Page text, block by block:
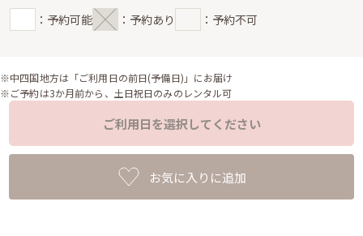
：予約可能 ：予約あり ：予約不可
※中四国地方は「ご利用日の前日(予備日)」にお届け
※ご予約は3か月前から、土日祝日のみのレンタル可
ご利用日を選択してください
お気に入りに追加